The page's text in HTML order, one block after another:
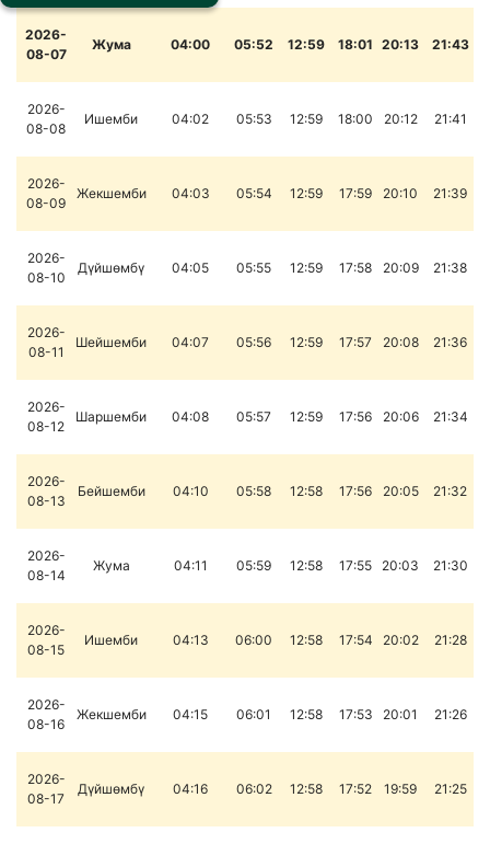
2026-
08-07
Жума 04:00 05:52 12:59 18:01 20:13 21:43
2026-
08-08
Ишемби 04:02 05:53 12:59 18:00 20:12 21:41
2026-
08-09
Жекшемби 04:03 05:54 12:59 17:59 20:10 21:39
2026-
08-10
Дүйшөмбү 04:05 05:55 12:59 17:58 20:09 21:38
2026-
08-11
Шейшемби 04:07 05:56 12:59 17:57 20:08 21:36
2026-
08-12
Шаршемби 04:08 05:57 12:59 17:56 20:06 21:34
2026-
08-13
Бейшемби 04:10 05:58 12:58 17:56 20:05 21:32
2026-
08-14
Жума 04:11 05:59 12:58 17:55 20:03 21:30
2026-
08-15
Ишемби 04:13 06:00 12:58 17:54 20:02 21:28
2026-
08-16
Жекшемби 04:15 06:01 12:58 17:53 20:01 21:26
2026-
08-17
Дүйшөмбү 04:16 06:02 12:58 17:52 19:59 21:25